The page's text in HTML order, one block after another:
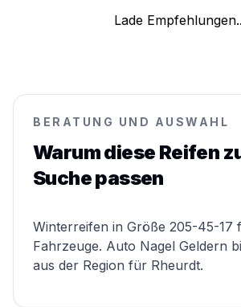
Lade
BERATUNG UND AUSWAHL
Warum diese Reifen
Suche passen
Winterreifen in Größe 205-45-17
Fahrzeuge. Auto Nagel Geldern
aus der Region für Rheurdt.